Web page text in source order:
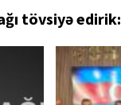
tövsiyə edirik: